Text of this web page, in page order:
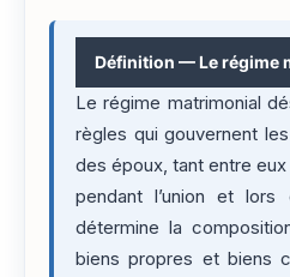
Définition — Le régime
Le régime matrimonial
règles qui gouvernent
des époux, tant entre eux
pendant l’union et
détermine la
biens propres et biens